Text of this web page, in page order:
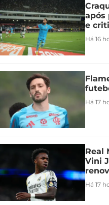
após
e
Há 16
Há 17
Real
Vini
Há 17